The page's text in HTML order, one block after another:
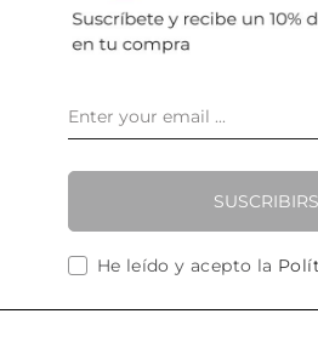
He leído y acepto la